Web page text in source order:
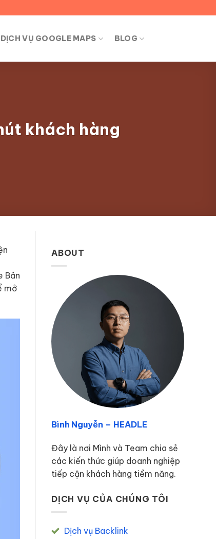
DỊCH VỤ GOOGLE MAPS BLOG
khách hàng
Bản
mở
ABOUT
Bình Nguyễn – HEADLE
Đây là nơi Mình và Team chia sẻ
các kiến thức giúp doanh nghiệp
tiếp cận khách hàng tiềm năng.
DỊCH VỤ CỦA CHÚNG TÔI
Dịch vụ Backlink